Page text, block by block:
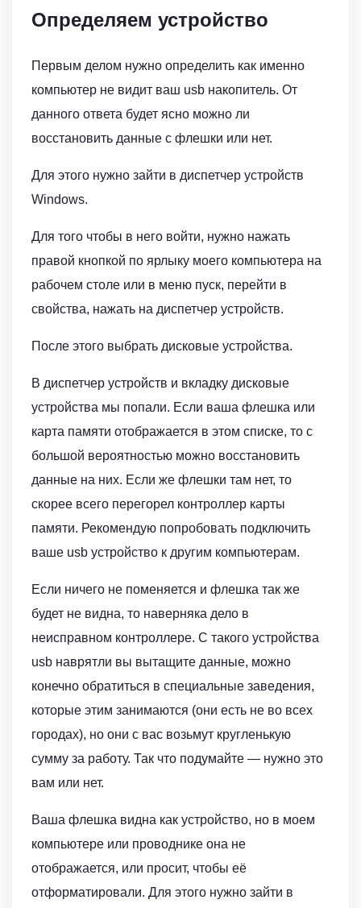
Определяем устройство
Первым делом нужно определить как именно
компьютер не видит ваш usb накопитель. От
данного ответа будет ясно можно ли
восстановить данные с флешки или нет.
Для этого нужно зайти в диспетчер устройств
Windows.
Для того чтобы в него войти, нужно нажать
правой кнопкой по ярлыку моего компьютера на
рабочем столе или в меню пуск, перейти в
свойства, нажать на диспетчер устройств.
После этого выбрать дисковые устройства.
В диспетчер устройств и вкладку дисковые
устройства мы попали. Если ваша флешка или
карта памяти отображается в этом списке, то с
большой вероятностью можно восстановить
данные на них. Если же флешки там нет, то
скорее всего перегорел контроллер карты
памяти. Рекомендую попробовать подключить
ваше usb устройство к другим компьютерам.
Если ничего не поменяется и флешка так же
будет не видна, то наверняка дело в
неисправном контроллере. С такого устройства
usb наврятли вы вытащите данные, можно
конечно обратиться в специальные заведения,
которые этим занимаются (они есть не во всех
городах), но они с вас возьмут кругленькую
сумму за работу. Так что подумайте — нужно это
вам или нет.
Ваша флешка видна как устройство, но в моем
компьютере или проводнике она не
отображается, или просит, чтобы её
отформатировали. Для этого нужно зайти в